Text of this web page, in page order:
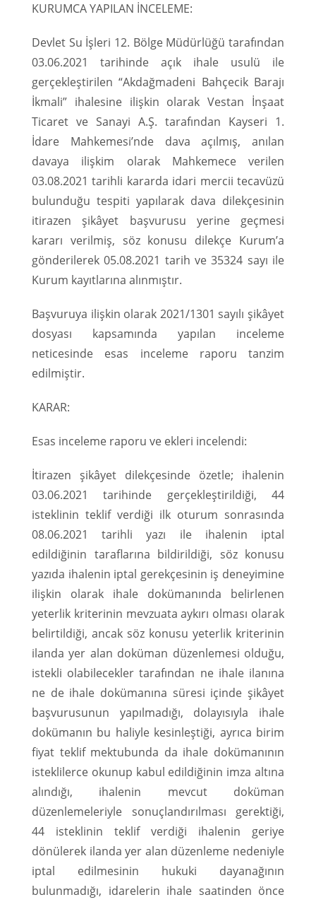
KURUMCA YAPILAN İNCELEME:
Devlet Su İşleri 12. Bölge Müdürlüğü tarafından
03.06.2021 tarihinde açık ihale usulü ile
gerçekleştirilen “Akdağmadeni Bahçecik Barajı
İkmali” ihalesine ilişkin olarak Vestan İnşaat
Ticaret ve Sanayi A.Ş. tarafından Kayseri 1.
İdare Mahkemesi’nde dava açılmış, anılan
davaya ilişkim olarak Mahkemece verilen
03.08.2021 tarihli kararda idari mercii tecavüzü
bulunduğu tespiti yapılarak dava dilekçesinin
itirazen şikâyet başvurusu yerine geçmesi
kararı verilmiş, söz konusu dilekçe Kurum’a
gönderilerek 05.08.2021 tarih ve 35324 sayı ile
Kurum kayıtlarına alınmıştır.
Başvuruya ilişkin olarak 2021/1301 sayılı şikâyet
dosyası kapsamında yapılan inceleme
neticesinde esas inceleme raporu tanzim
edilmiştir.
KARAR:
Esas inceleme raporu ve ekleri incelendi:
İtirazen şikâyet dilekçesinde özetle; ihalenin
03.06.2021 tarihinde gerçekleştirildiği, 44
isteklinin teklif verdiği ilk oturum sonrasında
08.06.2021 tarihli yazı ile ihalenin iptal
edildiğinin taraflarına bildirildiği, söz konusu
yazıda ihalenin iptal gerekçesinin iş deneyimine
ilişkin olarak ihale dokümanında belirlenen
yeterlik kriterinin mevzuata aykırı olması olarak
belirtildiği, ancak söz konusu yeterlik kriterinin
ilanda yer alan doküman düzenlemesi olduğu,
istekli olabilecekler tarafından ne ihale ilanına
ne de ihale dokümanına süresi içinde şikâyet
başvurusunun yapılmadığı, dolayısıyla ihale
dokümanın bu haliyle kesinleştiği, ayrıca birim
fiyat teklif mektubunda da ihale dokümanının
isteklilerce okunup kabul edildiğinin imza altına
alındığı, ihalenin mevcut doküman
düzenlemeleriyle sonuçlandırılması gerektiği,
44 isteklinin teklif verdiği ihalenin geriye
dönülerek ilanda yer alan düzenleme nedeniyle
iptal edilmesinin hukuki dayanağının
bulunmadığı, idarelerin ihale saatinden önce